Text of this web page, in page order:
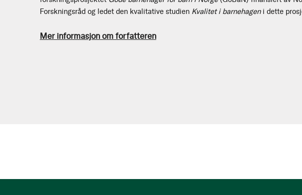
Forskningsråd og ledet den kvalitative studien Kvalitet i barnehagen i dette
Mer informasjon om forfatteren